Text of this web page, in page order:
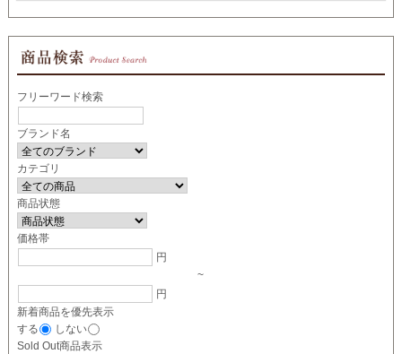
フリーワード検索
ブランド名
カテゴリ
商品状態
価格帯
円
~
円
新着商品を優先表示
する
しない
Sold Out商品表示